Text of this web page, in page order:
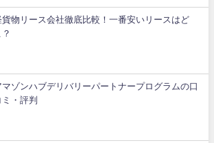
貨物リース会社徹底比較！一番安いリースはど
？
マゾンハブデリバリーパートナープログラムの口
ミ・評判